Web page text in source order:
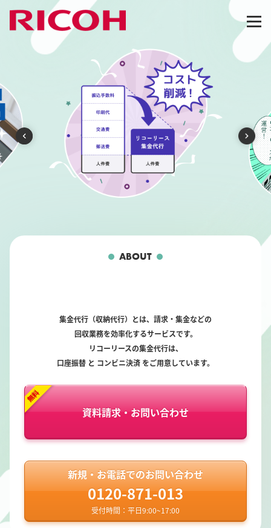
ABOUT
集金代行（収納代行）とは、請求・集金などの
回収業務を効率化するサービスです。
リコーリースの集金代行は、
口座振替 と コンビニ決済 をご用意しています。
資料請求・お問い合わせ
新規・お電話でのお問い合わせ
0120-871-013
受付時間：平日9:00~17:00